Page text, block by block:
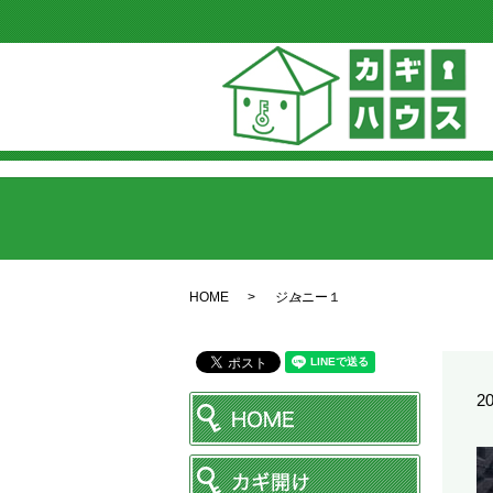
HOME ジムニー１